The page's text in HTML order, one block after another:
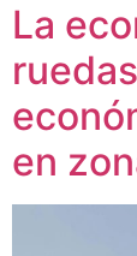
La
en